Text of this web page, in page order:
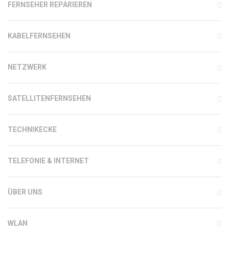
FERNSEHER REPARIEREN
KABELFERNSEHEN
NETZWERK
SATELLITENFERNSEHEN
TECHNIKECKE
TELEFONIE & INTERNET
ÜBER UNS
WLAN